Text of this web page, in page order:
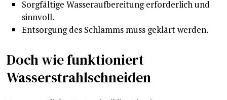
Sorgfältige Wasseraufbereitung erforderlich und
sinnvoll.
Entsorgung des Schlamms muss geklärt werden.
Doch wie funktioniert
Wasserstrahlschneiden